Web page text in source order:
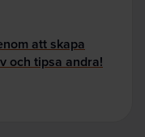
att skapa
och tipsa andra!